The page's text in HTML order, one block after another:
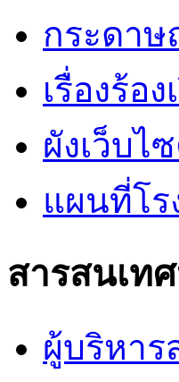
กระดาษ
เรื่องร้อ
ผังเว็บไ
แผนที่โร
สารสนเท
ผู้บริหา